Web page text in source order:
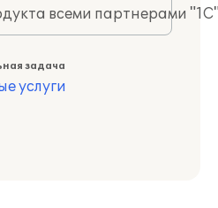
всеми партнерами
задача
услуги